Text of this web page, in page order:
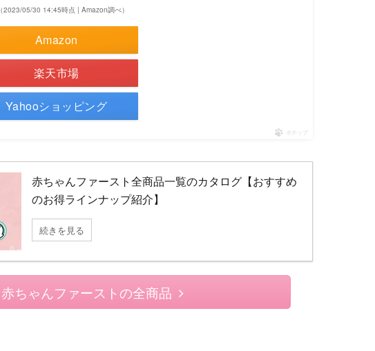
（2023/05/30 14:45時点 | Amazon調べ）
Amazon
楽天市場
Yahooショッピング
ポチップ
赤ちゃんファースト全商品一覧のカタログ【おすすめ
のお得ラインナップ紹介】
続きを見る
赤ちゃんファーストの全商品